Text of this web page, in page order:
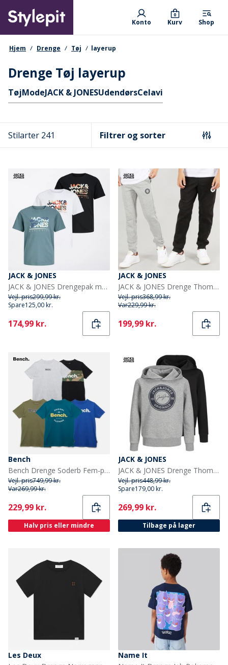
main
content
Primary departments
Konto Kurv
0
Shop
navigationssti
Hjem Drenge Tøj layerup
Drenge Tøj layerup
Hurtige links
TøjModeJACK & JONESUdendørsCelavi
Stilarter 241 Filtrer og sorter
JACK & JONES
JACK & JONES Drengepak med 3 Luke T-shirts Sort
Vejl. pris299,99 kr.
Spare125,00 kr.
Current
174,99 kr.
JACK & JONES
JACK & JONES Drenge Thomas Joggingbukser 2-pak Lys grå Melange/Sort
Vejl. pris368,99 kr.
Var229,99 kr.
Current
199,99 kr.
Bench
Bench Drenge Soderb Fem-pak T-shirts Kobolt/Teal/Grå Melange/Khakigrøn/Sort
Vejl. pris749,99 kr.
Var269,99 kr.
Current
229,99 kr.
Halv pris eller mindre
JACK & JONES
JACK & JONES Drenge Thomas To-Pak Hoodies Lysegrå Melange/Sort
Vejl. pris448,99 kr.
Spare179,00 kr.
Current
269,99 kr.
Tilbage på lager
Les Deux
Name It